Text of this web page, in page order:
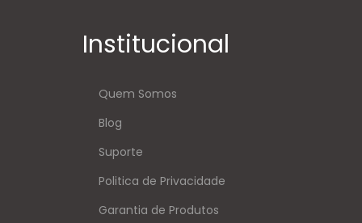
Institucional
Quem Somos
Blog
Suporte
Politica de Privacidade
Garantia de Produtos